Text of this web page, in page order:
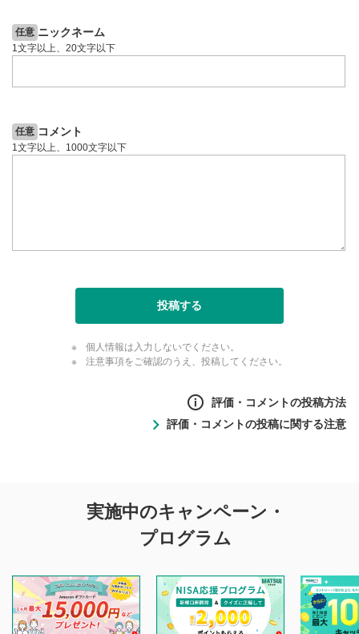
任意 ニックネーム
1文字以上、20文字以下
任意 コメント
1文字以上、1000文字以下
投稿する
個人情報は入力しないでください。
注意事項をご確認のうえ、投稿してください。
評価・コメントの投稿方法
評価・コメントの投稿に関する注意
投稿に関する注意
を目的として、各動画コンテンツに、評価およびコメントの
投稿ができます。利用者は以下の注意事項をご理解のうえ、
閲覧および投稿を行うものとしてください。
他の利用者が動画を視聴される際の参考になるコメントをお
実施中のキャンペーン・
プログラム